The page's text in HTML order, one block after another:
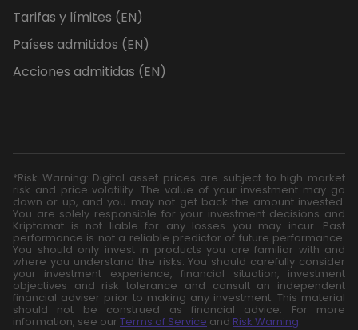
Tarifas y límites (EN)
Países admitidos (EN)
Acciones admitidas (EN)
*Risk Warning: Digital asset prices are subject to high market
risk and price volatility. The value of your investment may go
down or up, and you may not get back the amount invested.
You are solely responsible for your investment decisions and
Kriptomat is not liable for any losses you may incur. Past
performance is not a reliable predictor of future performance.
You should only invest in products you are familiar with and
where you understand the risks. You should carefully consider
your investment experience, financial situation, investment
objectives and risk tolerance and consult an independent
financial adviser prior to making any investment. This material
should not be construed as financial advice. For more
information, see our Terms of Service and Risk Warning.